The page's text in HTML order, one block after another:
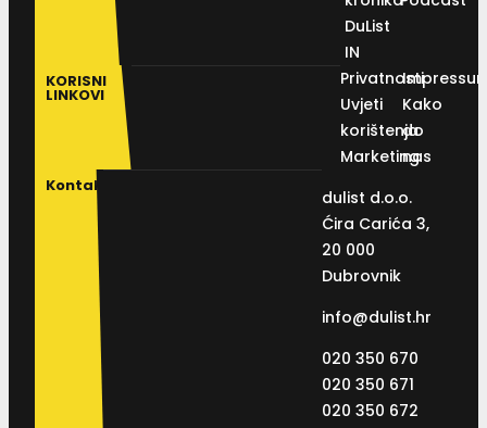
DuList
IN
KORISNI
LINKOVI
Privatnosti
Uvjeti
korištenja
Marketing
Kako
do
nas
Kontakt
dulist d.o.o.
Ćira Carića 3,
20 000
Dubrovnik
info@dulist.hr
020 350 670
020 350 671
020 350 672